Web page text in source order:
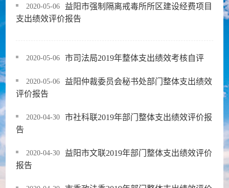
2020-05-06
益阳市强制隔离戒毒所所区建设经费项目
支出绩效评价报告
2020-05-06 市司法局2019年整体支出绩效考核自评
2020-05-06
益阳仲裁委员会秘书处部门整体支出绩效
评价报告
2020-04-30
市社科联2019年部门整体支出绩效评价报
告
2020-04-30
益阳市文联2019年部门整体支出绩效评价
报告